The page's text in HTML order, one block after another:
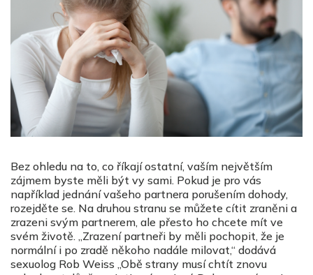
Bez ohledu na to, co říkají ostatní, vaším největším
zájmem byste měli být vy sami. Pokud je pro vás
například jednání vašeho partnera porušením dohody,
rozejděte se. Na druhou stranu se můžete cítit zraněni a
zrazeni svým partnerem, ale přesto ho chcete mít ve
svém životě. „Zrazení partneři by měli pochopit, že je
normální i po zradě někoho nadále milovat,“ dodává
sexuolog Rob Weiss „Obě strany musí chtít znovu